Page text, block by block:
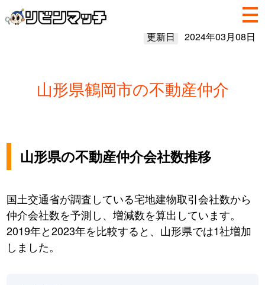
更新日 2024年03月08日
山形県鶴岡市の不動産仲介
山形県の不動産仲介会社数推移
国土交通省が調査している宅地建物取引会社数から
仲介会社数を予測し、増減数を算出しています。
2019年と2023年を比較すると、山形県では1社増加
しました。